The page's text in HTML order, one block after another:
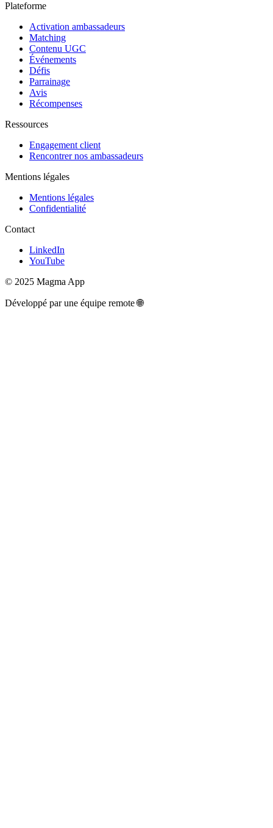
Plateforme
Activation ambassadeurs
Matching
Contenu UGC
Événements
Défis
Parrainage
Avis
Récompenses
Ressources
Engagement client
Rencontrer nos ambassadeurs
Mentions légales
Mentions légales
Confidentialité
Contact
LinkedIn
YouTube
© 2025 Magma App
Développé par une équipe remote 🌐